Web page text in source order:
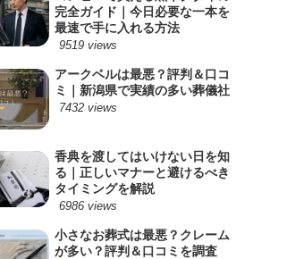
完全ガイド｜今日必要な一本を
最速で手に入れる方法
9519 views
アークベルは最悪？評判＆口コ
ミ｜新潟県で実績の多い葬儀社
7432 views
香典を渡してはいけない日を知
る｜正しいマナーと避けるべき
タイミングを解説
6986 views
小さなお葬式は最悪？クレーム
が多い？評判＆口コミを調査